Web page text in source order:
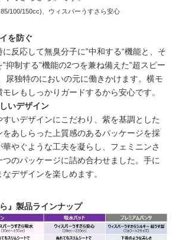
100/150cc)、ウィスパーうすさら安心
を防ぐ
反応して無臭分子に‟中和する“機能と、そ
抑制する”機能の2つを兼ね備えた‟超スピー
尿独特のにおいの元に働きかけます。横モ
レもしっかりガードするから安心です。
いデザイン
すいデザインにこだわり、紫を基調とした
あしらった上質感のあるパッケージを採
やぐような工夫を凝らし、フェミニンさ
のパッケージに詰め合わせました。手に
デザインを楽しめます。
』製品ラインナップ